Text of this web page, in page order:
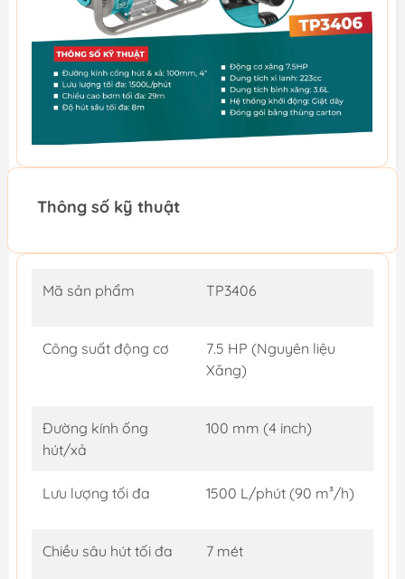
Thông số kỹ thuật
Mã sản phẩm TP3406
Công suất động cơ
7.5 HP (Nguyên liệu
Xăng)
Đường kính ống
hút/xả
100 mm (4 inch)
Lưu lượng tối đa 1500 L/phút (90 m³/h)
Chiều sâu hút tối đa 7 mét